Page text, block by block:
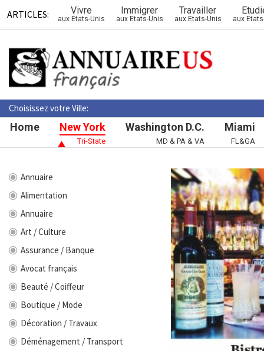
ARTICLES: Vivre
aux Etats-Unis
Immigrer
aux Etats-Unis
Travailler
aux Etats-Unis aux
Choisissez votre Ville:
Home New York
Tri-State
Washington D.C.
MD & PA & VA
Miami
FL&GA
Annuaire
Alimentation
Annuaire
Art / Culture
Assurance / Banque
Avocat français
Beauté / Coiffeur
Boutique / Mode
Décoration / Travaux
Déménagement / Transport